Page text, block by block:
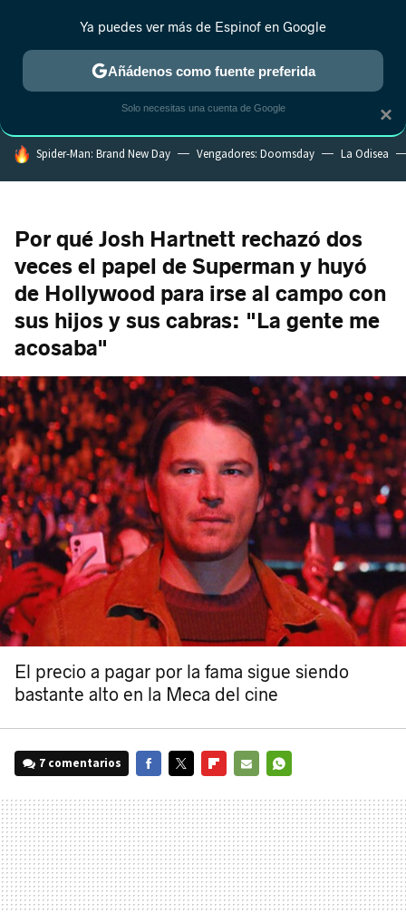
ESTRENOS REALITY ANIME RANKINGS CINE
HOY SE HABLA DE
Spider-Man: Brand New Day Vengadores: Doomsday La Odisea
Por qué Josh Hartnett rechazó dos
veces el papel de Superman y huyó
de Hollywood para irse al campo con
sus hijos y sus cabras: "La gente me
acosaba"
El precio a pagar por la fama sigue siendo
bastante alto en la Meca del cine
7 comentarios
MAIL
×
Ya puedes ver más de Espinof en Google
Añádenos como fuente preferida
Solo necesitas una cuenta de Google